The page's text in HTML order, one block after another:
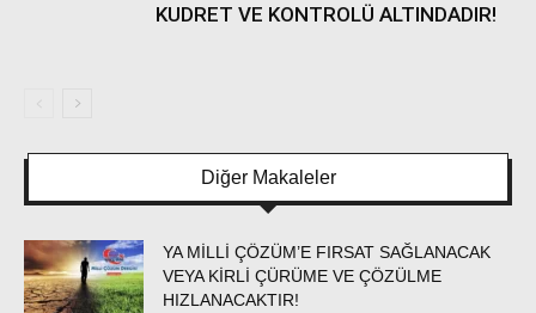
KUDRET VE KONTROLÜ ALTINDADIR!
Diğer Makaleler
YA MİLLİ ÇÖZÜM’E FIRSAT SAĞLANACAK
VEYA KİRLİ ÇÜRÜME VE ÇÖZÜLME
HIZLANACAKTIR!